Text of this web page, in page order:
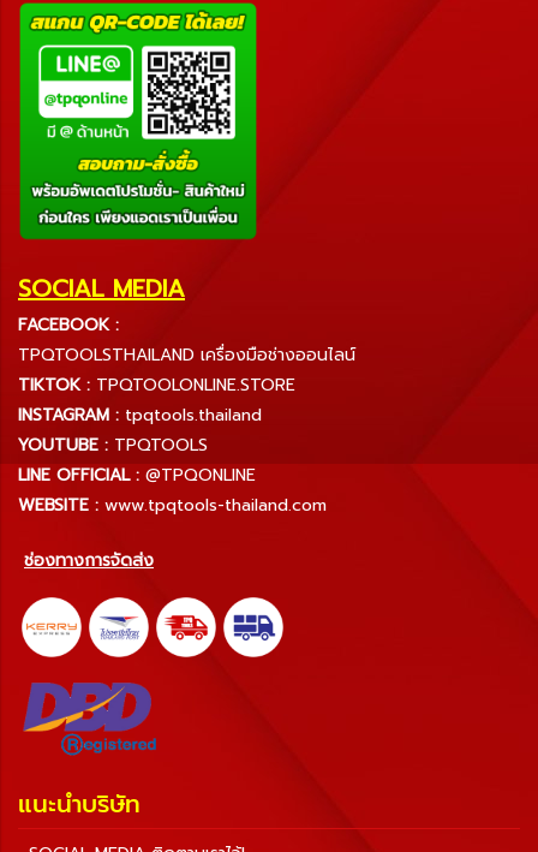
SOCIAL MEDIA
FACEBOOK :
TPQTOOLSTHAILAND เครื่องมือช่างออนไลน์
TIKTOK : TPQTOOLONLINE.STORE
INSTAGRAM : tpqtools.thailand
YOUTUBE : TPQTOOLS
LINE OFFICIAL : @TPQONLINE
WEBSITE : www.tpqtools-thailand.com
ช่องทางการจัดส่ง
แนะนำบริษัท